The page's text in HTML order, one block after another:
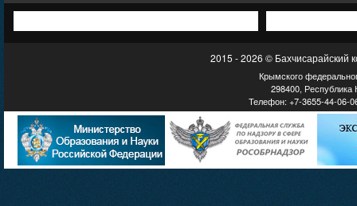
2015 - 2026 © Бахчисарайский
Крымского
298400, Республика
Телефон: +7-3655-44-06-